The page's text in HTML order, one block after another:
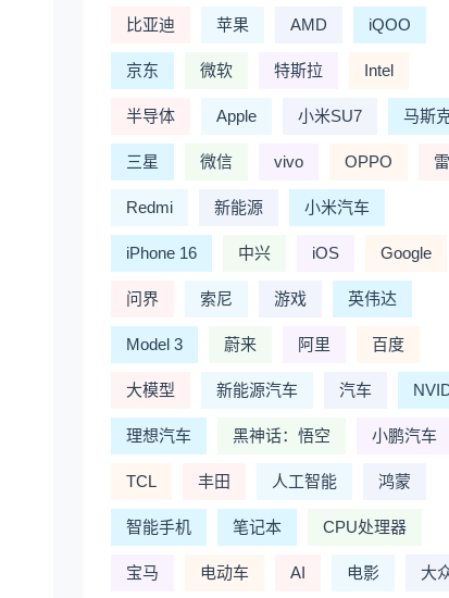
比亚迪 苹果 AMD iQOO
京东 微软 特斯拉 Intel
半导体 Apple 小米SU7 马斯
三星 微信 vivo OPPO
Redmi 新能源 小米汽车
iPhone 16 中兴 iOS Google
问界 索尼 游戏 英伟达
Model 3 蔚来 阿里 百度
大模型 新能源汽车 汽车
理想汽车 黑神话：悟空 小鹏汽车
TCL 丰田 人工智能 鸿蒙
智能手机 笔记本 CPU处理器
宝马 电动车 AI 电影 大